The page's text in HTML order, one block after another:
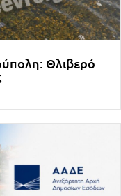
Θλιβερό